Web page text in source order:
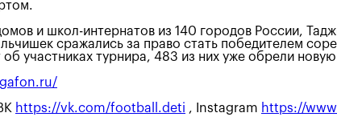
и школ-интернатов из 140 городов России,
сражались за право стать победителем
участниках турнира, 483 из них уже обрели
https://vk.com/football.deti , Instagram https://